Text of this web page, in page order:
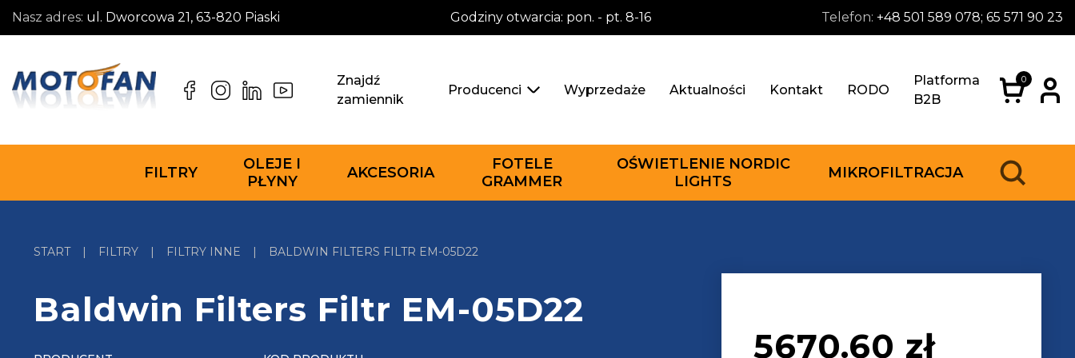
Nasz adres: ul. Dworcowa 21, 63-820 Piaski Godziny otwarcia: pon. - pt. 8-16 Telefon: +48 501 589 078; 65 571 90 23
Znajdź
zamiennik
Producenci Wyprzedaże Aktualności Kontakt RODO
Platforma
B2B
0
FILTRY
OLEJE I
PŁYNY
AKCESORIA
FOTELE
GRAMMER
OŚWIETLENIE NORDIC
LIGHTS
MIKROFILTRACJA
START | FILTRY | FILTRY INNE | BALDWIN FILTERS FILTR EM-05D22
Baldwin Filters Filtr EM-05D22
5670.60 zł